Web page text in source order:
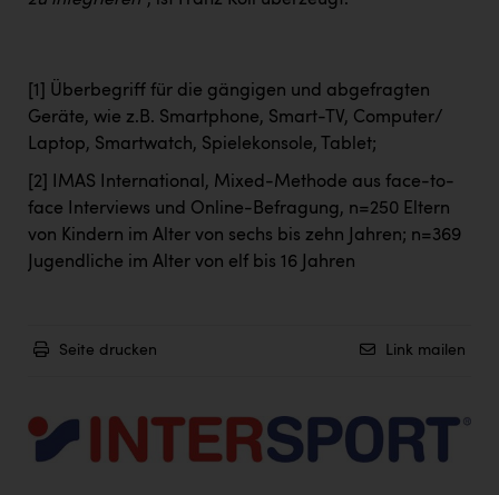
[1]
Überbegriff für die gängigen und abgefragten
Geräte, wie z.B. Smartphone, Smart-TV, Computer/
Laptop, Smartwatch, Spielekonsole, Tablet;
[2]
IMAS International, Mixed-Methode aus face-to-
face Interviews und Online-Befragung, n=250 Eltern
von Kindern im Alter von sechs bis zehn Jahren; n=369
Jugendliche im Alter von elf bis 16 Jahren
Seite drucken Link mailen